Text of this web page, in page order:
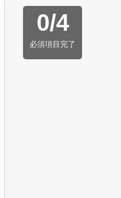
0/4
必須項目完了